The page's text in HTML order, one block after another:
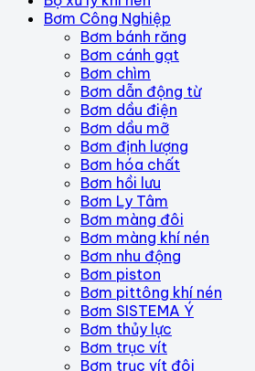
Bơm Công Nghiệp
Bơm bánh răng
Bơm cánh gạt
Bơm chìm
Bơm dẫn động từ
Bơm dầu điện
Bơm dầu mỡ
Bơm định lượng
Bơm hóa chất
Bơm hồi lưu
Bơm Ly Tâm
Bơm màng đôi
Bơm màng khí nén
Bơm nhu động
Bơm piston
Bơm pittông khí nén
Bơm SISTEMA Ý
Bơm thủy lực
Bơm trục vít
Bơm trục vít đôi